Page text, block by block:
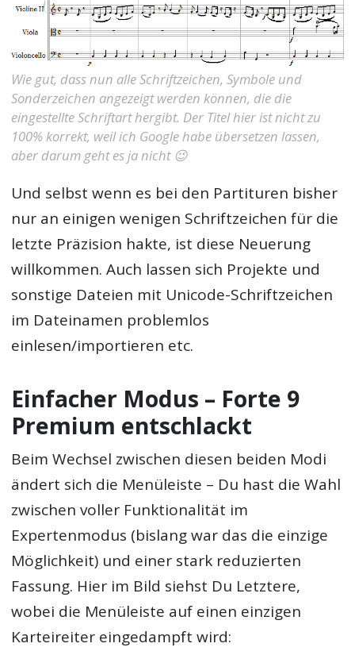
Wie gut, dass nun alle Schriftzeichen, Symbole und
Sonderzeichen angezeigt werden können, die die
eingestellte Schriftart hergibt. Der Titel hier ist nicht zu
100% korrekt, weil ich Google habe übersetzen lassen,
aber darum geht es ja nicht 😉
Und selbst wenn es bei den Partituren bisher
nur an einigen wenigen Schriftzeichen für die
letzte Präzision hakte, ist diese Neuerung
willkommen. Auch lassen sich Projekte und
sonstige Dateien mit Unicode-Schriftzeichen
im Dateinamen problemlos
einlesen/importieren etc.
Einfacher Modus – Forte 9
Premium entschlackt
Beim Wechsel zwischen diesen beiden Modi
ändert sich die Menüleiste – Du hast die Wahl
zwischen voller Funktionalität im
Expertenmodus (bislang war das die einzige
Möglichkeit) und einer stark reduzierten
Fassung. Hier im Bild siehst Du Letztere,
wobei die Menüleiste auf einen einzigen
Karteireiter eingedampft wird: